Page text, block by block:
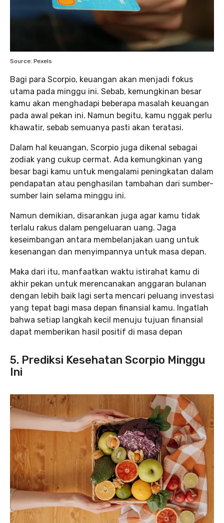
Source: Pexels
Bagi para Scorpio, keuangan akan menjadi fokus
utama pada minggu ini. Sebab, kemungkinan besar
kamu akan menghadapi beberapa masalah keuangan
pada awal pekan ini. Namun begitu, kamu nggak perlu
khawatir, sebab semuanya pasti akan teratasi.
Dalam hal keuangan, Scorpio juga dikenal sebagai
zodiak yang cukup cermat. Ada kemungkinan yang
besar bagi kamu untuk mengalami peningkatan dalam
pendapatan atau penghasilan tambahan dari sumber-
sumber lain selama minggu ini.
Namun demikian, disarankan juga agar kamu tidak
terlalu rakus dalam pengeluaran uang. Jaga
keseimbangan antara membelanjakan uang untuk
kesenangan dan menyimpannya untuk masa depan.
Maka dari itu, manfaatkan waktu istirahat kamu di
akhir pekan untuk merencanakan anggaran bulanan
dengan lebih baik lagi serta mencari peluang investasi
yang tepat bagi masa depan finansial kamu. Ingatlah
bahwa setiap langkah kecil menuju tujuan finansial
dapat memberikan hasil positif di masa depan
5. Prediksi Kesehatan Scorpio Minggu
Ini